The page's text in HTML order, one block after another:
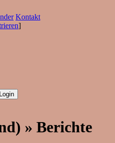
Kontakt
]
» Berichte